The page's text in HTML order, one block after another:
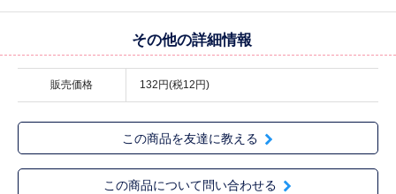
その他の詳細情報
販売価格 132円(税12円)
この商品を友達に教える
この商品について問い合わせる